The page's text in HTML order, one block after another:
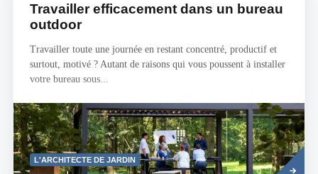
Travailler efficacement dans un bureau
outdoor
Travailler toute une journée en restant concentré, productif et
surtout, motivé ? Autant de raisons qui vous poussent à installer
votre bureau sous...
L'ARCHITECTE DE JARDIN
Read
more